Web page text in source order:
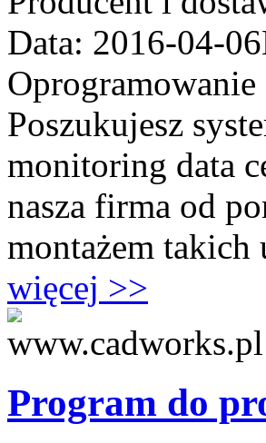
Data: 2016-04-06
Oprogramowanie
Poszukujesz
monitoring data
nasza firma od
montażem takich
więcej >>
Program do